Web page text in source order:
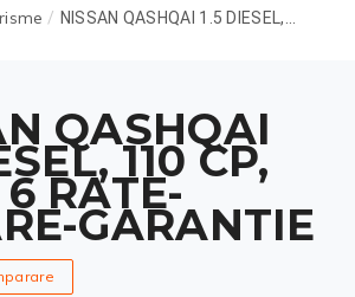
/ NISSAN QASHQAI 1.5 DIESEL,...
QASHQAI
110 CP,
RATE-
GARANTIE